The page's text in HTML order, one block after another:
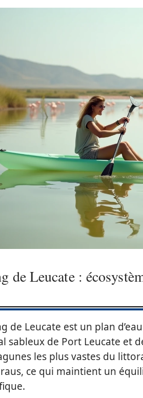
de Leucate :
de Leucate est un plan
sableux de Port Leucate et
les plus vastes du
ce qui maintient un